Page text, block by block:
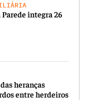
integra 26
heranças
entre herdeiros